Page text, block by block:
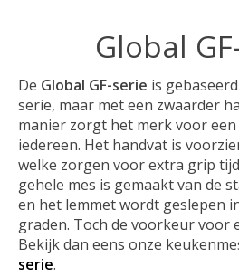
Global
De Global GF-serie is
serie, maar met een zwaarder
manier zorgt het merk voor
iedereen. Het handvat is
welke zorgen voor extra grip
gehele mes is gemaakt van de
en het lemmet wordt geslepen
graden. Toch de voorkeur voor
Bekijk dan eens onze
serie.